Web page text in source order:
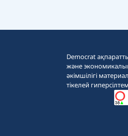
Democrat
және
әкімшілігі
тікелей